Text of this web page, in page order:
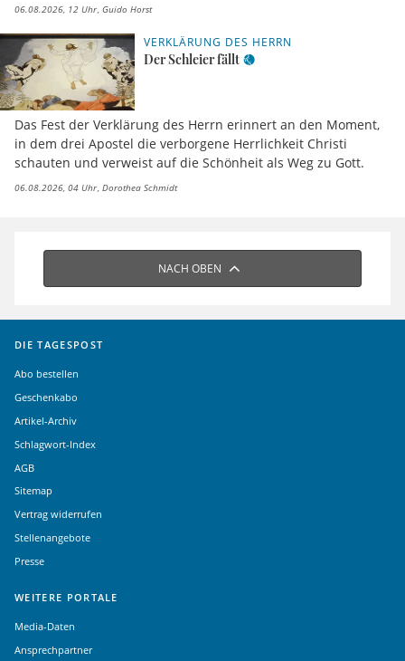
06.08.2026, 12 Uhr Guido Horst
VERKLÄRUNG DES HERRN
Der Schleier fällt
Das Fest der Verklärung des Herrn erinnert an den Moment,
in dem drei Apostel die verborgene Herrlichkeit Christi
schauten und verweist auf die Schönheit als Weg zu Gott.
06.08.2026, 04 Uhr Dorothea Schmidt
NACH OBEN
DIE TAGESPOST
Abo bestellen
Geschenkabo
Artikel-Archiv
Schlagwort-Index
AGB
Sitemap
Vertrag widerrufen
Stellenangebote
Presse
WEITERE PORTALE
Media-Daten
Ansprechpartner